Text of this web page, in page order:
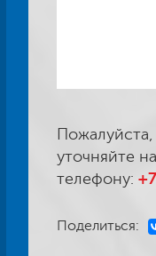
уточняйте
телефону:
Поделиться: